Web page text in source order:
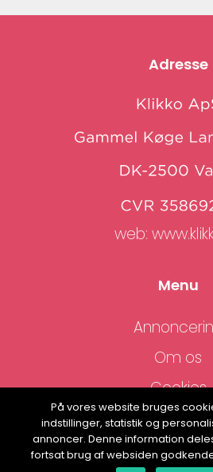
Adresse
web:
Menu
Om os
Cookies
Kontakt
Sitemap
På vores website bruges
indstillinger, statistik og
annoncer. Denne information
fortsat brug af websiden